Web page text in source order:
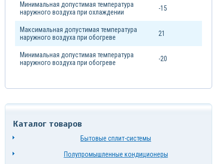
Минимальная допустимая температура
наружного воздуха при охлаждении
-15
Максимальная допустимая температура
наружного воздуха при обогреве
21
Минимальная допустимая температура
наружного воздуха при обогреве
-20
Каталог товаров
Бытовые сплит-системы
Полупромышленные кондиционеры